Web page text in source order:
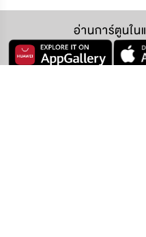
อ่านการ์ตูนใน